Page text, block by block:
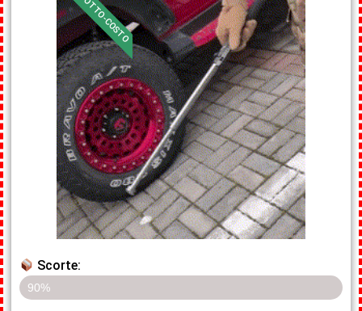
SOTTO-COSTO
Scorte:​
Ultimi 5 pezzi in sconto!!
90%